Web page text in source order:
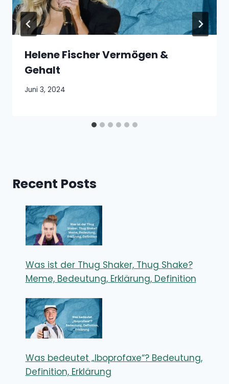
Helene Fischer Vermögen &
Gehalt
Juni 3, 2024
Recent Posts
Was ist der Thug Shaker, Thug Shake?
Meme, Bedeutung, Erklärung, Definition
Was bedeutet „Iboprofaxe“? Bedeutung,
Definition, Erklärung